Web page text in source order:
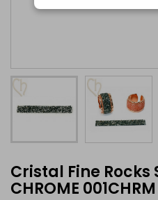
Cristal Fine Rocks
CHROME 001CHRM